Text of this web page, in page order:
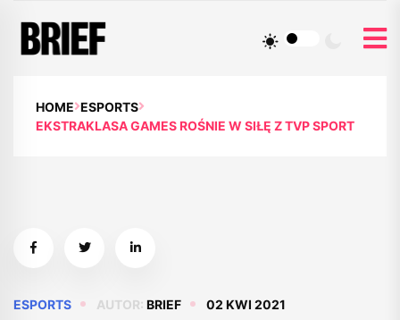
HOME ESPORTS
EKSTRAKLASA GAMES ROŚNIE W SIŁĘ Z TVP SPORT
ESPORTS AUTOR: BRIEF 02 KWI 2021